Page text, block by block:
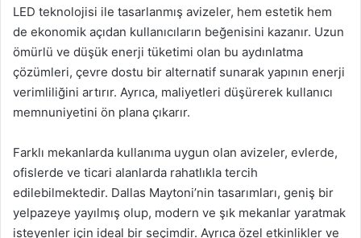
LED teknolojisi ile tasarlanmış avizeler, hem estetik hem
de ekonomik açıdan kullanıcıların beğenisini kazanır. Uzun
ömürlü ve düşük enerji tüketimi olan bu aydınlatma
çözümleri, çevre dostu bir alternatif sunarak yapının enerji
verimliliğini artırır. Ayrıca, maliyetleri düşürerek kullanıcı
memnuniyetini ön plana çıkarır.
Farklı mekanlarda kullanıma uygun olan avizeler, evlerde,
ofislerde ve ticari alanlarda rahatlıkla tercih
edilebilmektedir. Dallas Maytoni’nin tasarımları, geniş bir
yelpazeye yayılmış olup, modern ve şık mekanlar yaratmak
isteyenler için ideal bir seçimdir. Ayrıca özel etkinlikler ve